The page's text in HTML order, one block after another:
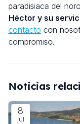
paradisiaca del
Héctor y su
contacto con
compromiso.
Noticias
8
jul